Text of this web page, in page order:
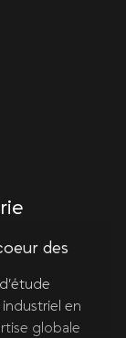
des
en
globale